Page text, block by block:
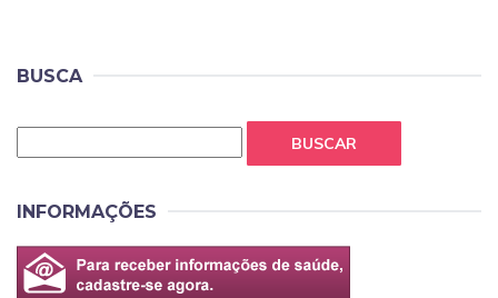
BUSCA
BUSCAR
INFORMAÇÕES